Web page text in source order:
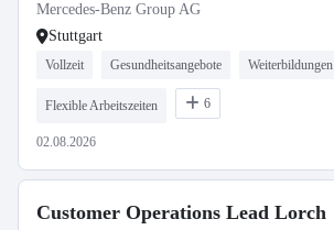
Mercedes-Benz Group AG
Stuttgart
Vollzeit Gesundheitsangebote Weiterbildungen
Flexible Arbeitszeiten 6
02.08.2026
Customer Operations Lead Lorch